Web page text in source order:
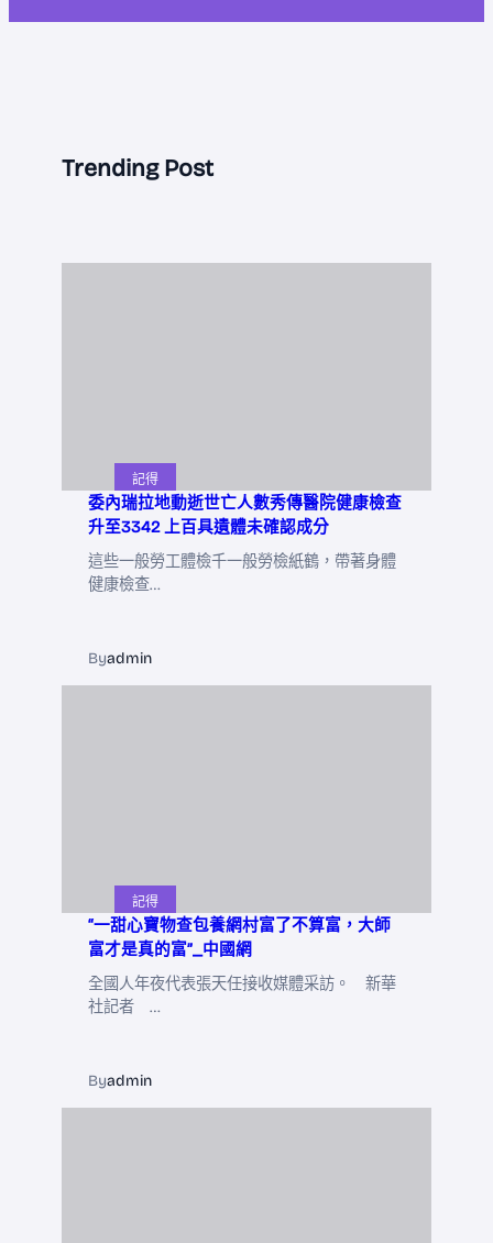
Trending Post
記得
委內瑞拉地動逝世亡人數秀傳醫院健康檢查
升至3342 上百具遺體未確認成分
這些一般勞工體檢千一般勞檢紙鶴，帶著身體
健康檢查…
Byadmin
記得
“一甜心寶物查包養網村富了不算富，大師
富才是真的富”_中國網
全國人年夜代表張天任接收媒體采訪。 新華
社記者 …
Byadmin